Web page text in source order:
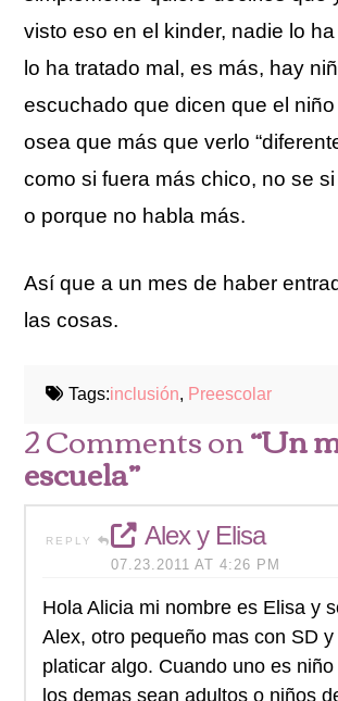
visto eso en el kinder, nadie lo
lo ha tratado mal, es más, hay
escuchado que dicen que el
osea que más que verlo
como si fuera más chico, no se
o porque no habla más.
Así que a un mes de haber
las cosas.
Tags:inclusión, Preescolar
2 Comments on“Un
escuela”
REPLY Alex y Elisa
07.23.2011 AT 4:26 PM
Hola Alicia mi nombre es Elisa y
Alex, otro pequeño mas con SD
platicar algo. Cuando uno es
los demas sean adultos o niños